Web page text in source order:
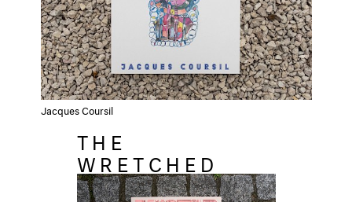
Jacques Coursil
THE
WRETCHED